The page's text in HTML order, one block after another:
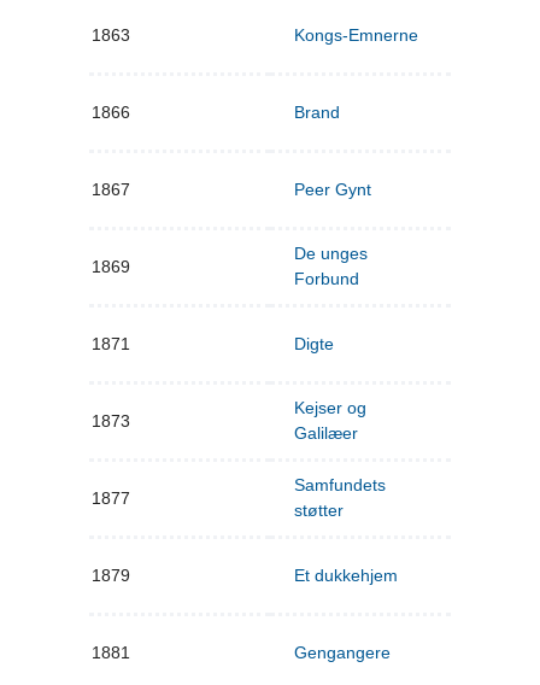
1863 Kongs-Emnerne
1866 Brand
1867 Peer Gynt
1869
De unges
Forbund
1871 Digte
1873
Kejser og
Galilæer
1877
Samfundets
støtter
1879 Et dukkehjem
1881 Gengangere